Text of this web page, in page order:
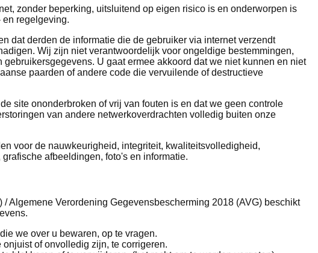
zonder beperking, uitsluitend op eigen risico is en onderworpen is
regelgeving.
dat derden de informatie die de gebruiker via internet verzendt
Wij zijn niet verantwoordelijk voor ongeldige bestemmingen,
U gaat ermee akkoord dat we niet kunnen en niet
paarden of andere code die vervuilende of destructieve
site ononderbroken of vrij van fouten is en dat we geen controle
van andere netwerkoverdrachten volledig buiten onze
voor de nauwkeurigheid, integriteit, kwaliteitsvolledigheid,
afbeeldingen, foto's en informatie.
Algemene Verordening Gegevensbescherming 2018 (AVG) beschikt
we over u bewaren, op te vragen.
of onvolledig zijn, te corrigeren.